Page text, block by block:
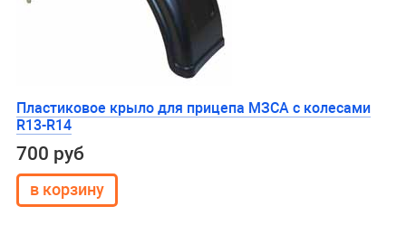
Пластиковое крыло для прицепа МЗСА с колесами
R13-R14
700 руб